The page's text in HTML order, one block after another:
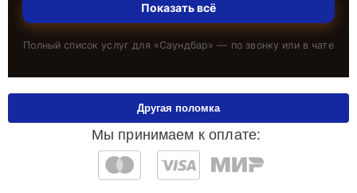
Показать всё
Полный список услуг для «Саундбар» — по звонку или в чате
Мы принимаем к оплате:
Другая поломка